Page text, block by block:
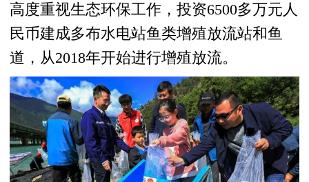
高度重视生态环保工作，投资6500多万元人
民币建成多布水电站鱼类增殖放流站和鱼
道，从2018年开始进行增殖放流。